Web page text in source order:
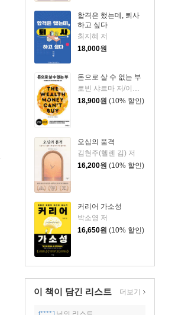
합격은 했는데, 퇴사
하고 싶다
최지혜 저
18,000원
돈으로 살 수 없는 부
로빈 샤르마 저/이영래 역
18,900원 (10% 할인)
오십의 품격
김현주(헬렌 김) 저
16,200원 (10% 할인)
커리어 가소성
박소영 저
16,650원 (10% 할인)
이 책이 담긴 리스트 더보기